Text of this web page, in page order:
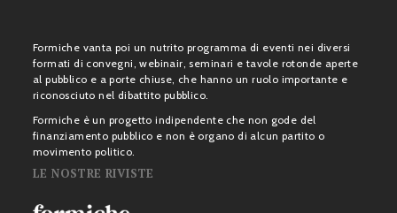
Formiche vanta poi un nutrito programma di eventi nei diversi
formati di convegni, webinair, seminari e tavole rotonde aperte
al pubblico e a porte chiuse, che hanno un ruolo importante e
riconosciuto nel dibattito pubblico.
Formiche è un progetto indipendente che non gode del
finanziamento pubblico e non è organo di alcun partito o
movimento politico.
LE NOSTRE RIVISTE